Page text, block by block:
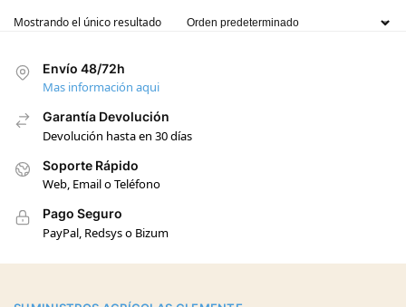
Mostrando el único resultado
Envío 48/72h
Mas información aqui
Garantía Devolución
Devolución hasta en 30 días
Soporte Rápido
Web, Email o Teléfono
Pago Seguro
PayPal, Redsys o Bizum